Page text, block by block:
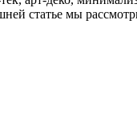
статье мы